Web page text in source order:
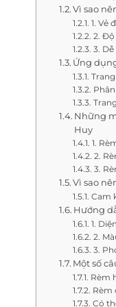
Vì sao
1. Vẻ
2.
3.
Ứng
Những
Huy
1.
2.
3.
Vì sao
Cam
Hướng
1.
2.
3.
Một số
Rèm
Rèm
Có